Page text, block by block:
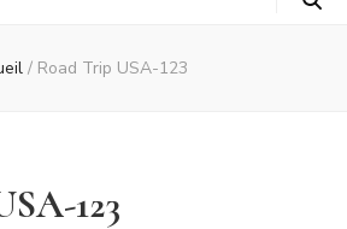
/ Road Trip USA-123
123